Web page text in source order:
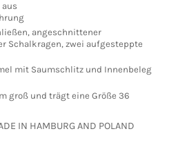
angeschnittener
Schalkragen, zwei aufgesteppte
mit Saumschlitz und Innenbeleg
groß und trägt eine Größe 36
IN HAMBURG AND POLAND